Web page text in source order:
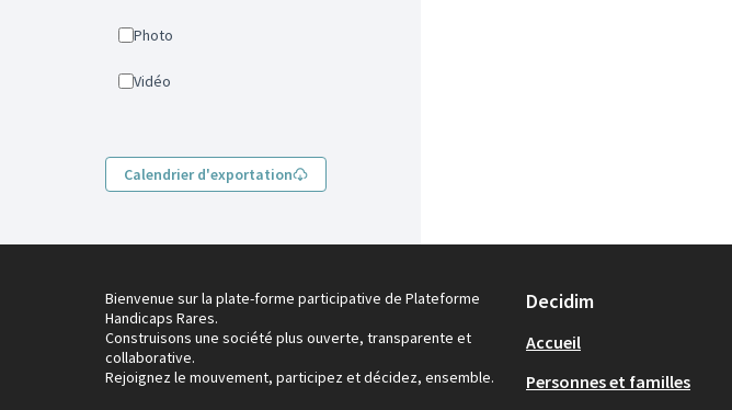
Photo
Vidéo
Calendrier d'exportation
Bienvenue sur la plate-forme participative de Plateforme
Handicaps Rares.
Construisons une société plus ouverte, transparente et
collaborative.
Rejoignez le mouvement, participez et décidez, ensemble.
Decidim
Accueil
Personnes et familles